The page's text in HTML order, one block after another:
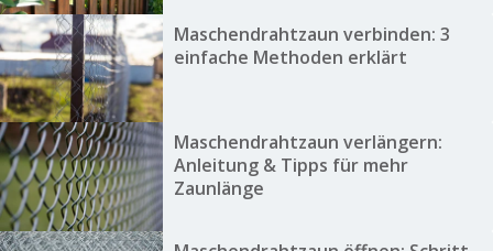
Maschendrahtzaun verbinden: 3
einfache Methoden erklärt
Maschendrahtzaun verlängern:
Anleitung & Tipps für mehr
Zaunlänge